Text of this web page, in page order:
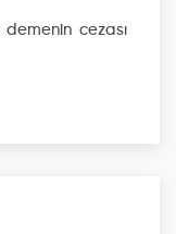
demenin cezası